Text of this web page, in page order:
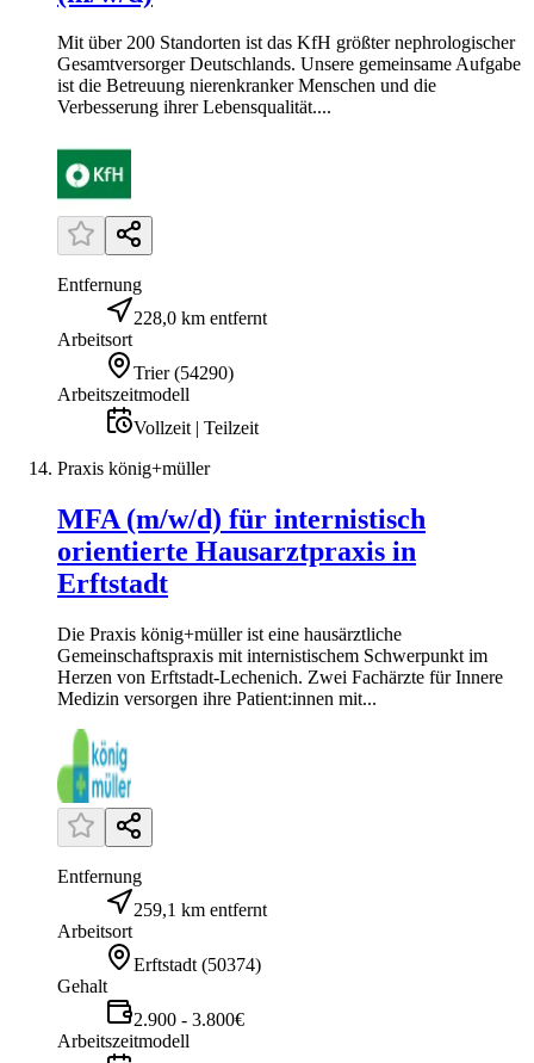
Mit über 200 Standorten ist das KfH größter nephrologischer
Gesamtversorger Deutschlands. Unsere gemeinsame Aufgabe
ist die Betreuung nierenkranker Menschen und die
Verbesserung ihrer Lebensqualität....
Entfernung
228,0 km entfernt
Arbeitsort
Trier (54290)
Arbeitszeitmodell
Vollzeit | Teilzeit
Praxis könig+müller
MFA (m/w/d) für internistisch
orientierte Hausarztpraxis in
Erftstadt
Die Praxis könig+müller ist eine hausärztliche
Gemeinschaftspraxis mit internistischem Schwerpunkt im
Herzen von Erftstadt-Lechenich. Zwei Fachärzte für Innere
Medizin versorgen ihre Patient:innen mit...
Entfernung
259,1 km entfernt
Arbeitsort
Erftstadt (50374)
Gehalt
2.900 - 3.800€
Arbeitszeitmodell